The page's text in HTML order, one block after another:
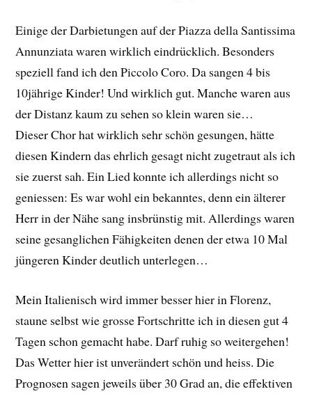
Einige der Darbietungen auf der Piazza della Santissima
Annunziata waren wirklich eindrücklich. Besonders
speziell fand ich den Piccolo Coro. Da sangen 4 bis
10jährige Kinder! Und wirklich gut. Manche waren aus
der Distanz kaum zu sehen so klein waren sie…
Dieser Chor hat wirklich sehr schön gesungen, hätte
diesen Kindern das ehrlich gesagt nicht zugetraut als ich
sie zuerst sah. Ein Lied konnte ich allerdings nicht so
geniessen: Es war wohl ein bekanntes, denn ein älterer
Herr in der Nähe sang insbrünstig mit. Allerdings waren
seine gesanglichen Fähigkeiten denen der etwa 10 Mal
jüngeren Kinder deutlich unterlegen…
Mein Italienisch wird immer besser hier in Florenz,
staune selbst wie grosse Fortschritte ich in diesen gut 4
Tagen schon gemacht habe. Darf ruhig so weitergehen!
Das Wetter hier ist unverändert schön und heiss. Die
Prognosen sagen jeweils über 30 Grad an, die effektiven